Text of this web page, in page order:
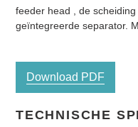
aan
je
feeder head , de
geïntegreerde separator.
Download PDF
TECHNISCHE